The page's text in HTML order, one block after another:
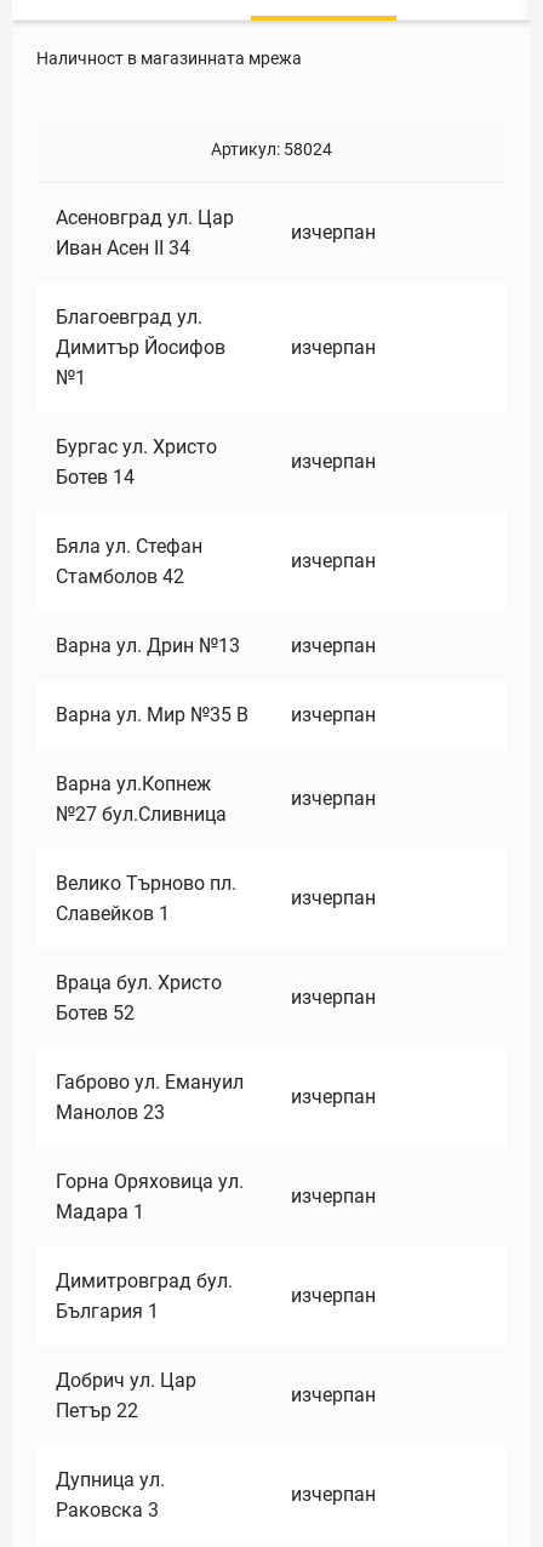
Наличност в магазинната мрежа
Артикул: 58024
Асеновград ул. Цар
Иван Асен II 34
изчерпан
Благоевград ул.
Димитър Йосифов
№1
изчерпан
Бургас ул. Христо
Ботев 14
изчерпан
Бяла ул. Стефан
Стамболов 42
изчерпан
Варна ул. Дрин №13 изчерпан
Варна ул. Мир №35 В изчерпан
Варна ул.Копнеж
№27 бул.Сливница
изчерпан
Велико Търново пл.
Славейков 1
изчерпан
Враца бул. Христо
Ботев 52
изчерпан
Габрово ул. Емануил
Манолов 23
изчерпан
Горна Оряховица ул.
Мадара 1
изчерпан
Димитровград бул.
България 1
изчерпан
Добрич ул. Цар
Петър 22
изчерпан
Дупница ул.
Раковска 3
изчерпан